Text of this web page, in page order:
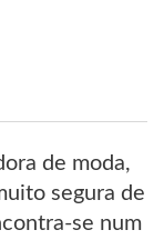
de moda,
segura de
se num